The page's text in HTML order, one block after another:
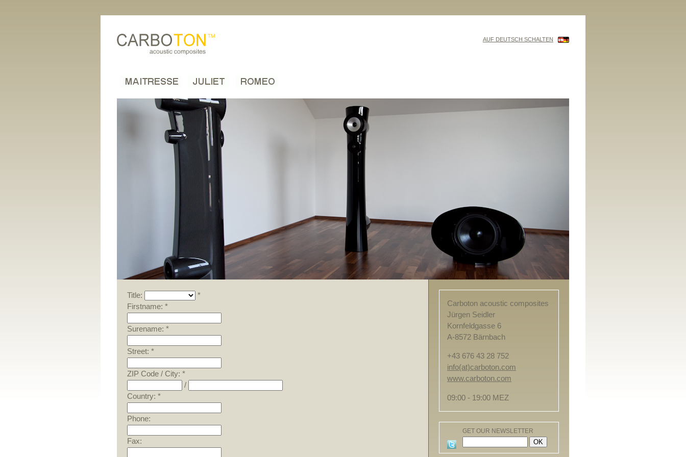
AUF DEUTSCH SCHALTEN
Title:
*
Firstname: *
Surename: *
Street: *
ZIP Code / City: *
/
Country: *
Phone:
Fax:
Carboton acoustic composites
Jürgen Seidler
Kornfeldgasse 6
A-8572 Bärnbach
+43 676 43 28 752
info(at)carboton.com
www.carboton.com
09:00 - 19:00 MEZ
GET OUR NEWSLETTER